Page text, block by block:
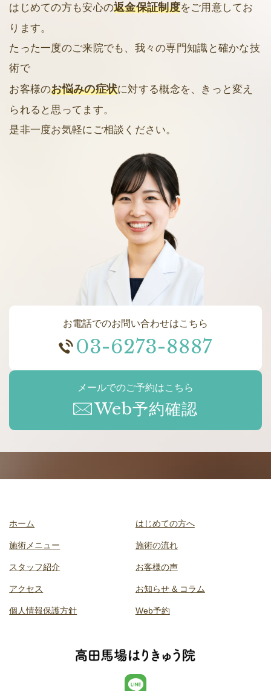
はじめての方も安心の返金保証制度をご用意してお
ります。
たった一度のご来院でも、我々の専門知識と確かな技
術で
お客様のお悩みの症状に対する概念を、きっと変え
られると思ってます。
是非一度お気軽にご相談ください。
お電話でのお問い合わせはこちら
03-6273-8887
メールでのご予約はこちら
Web予約確認
ホーム はじめての方へ
施術メニュー 施術の流れ
スタッフ紹介 お客様の声
アクセス お知らせ & コラム
個人情報保護方針 Web予約